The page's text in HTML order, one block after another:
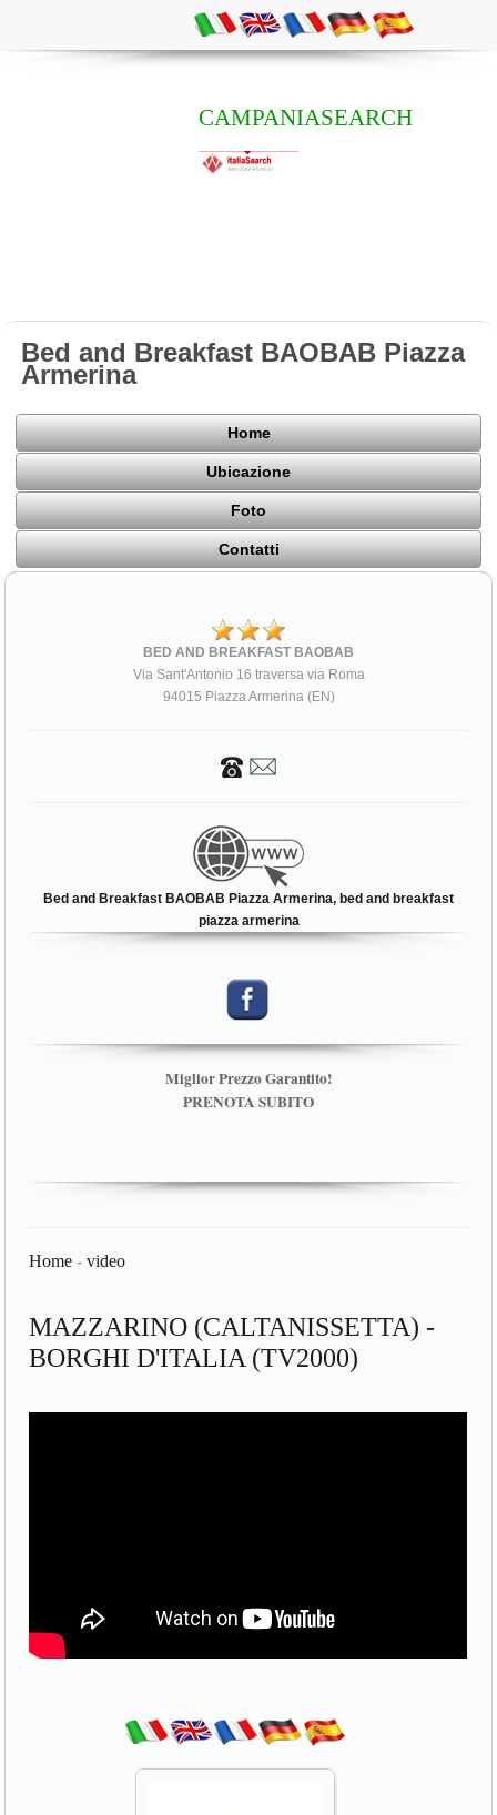
CAMPANIASEARCH
Bed and Breakfast BAOBAB Piazza
Armerina
Home
Ubicazione
Foto
Contatti
BED AND BREAKFAST BAOBAB
Via Sant'Antonio 16 traversa via Roma
94015 Piazza Armerina (EN)
Bed and Breakfast BAOBAB Piazza Armerina, bed and breakfast
piazza armerina
Miglior Prezzo Garantito!
PRENOTA SUBITO
Home -video
MAZZARINO (CALTANISSETTA) -
BORGHI D'ITALIA (TV2000)